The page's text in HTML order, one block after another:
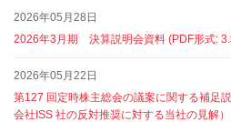
2026年05月28日
2026年3月期 決算説明会資料 (PDF形式:
2026年05月22日
第127 回定時株主総会の議案に関する補足
会社ISS 社の反対推奨に対する当社の見解